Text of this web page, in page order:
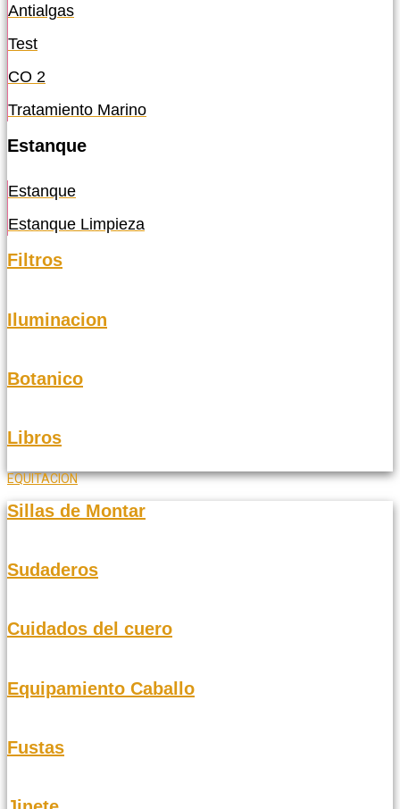
Antialgas
Test
CO 2
Tratamiento Marino
Estanque
Estanque
Estanque Limpieza
Filtros
Iluminacion
Botanico
Libros
EQUITACION
Sillas de Montar
Sudaderos
Cuidados del cuero
Equipamiento Caballo
Fustas